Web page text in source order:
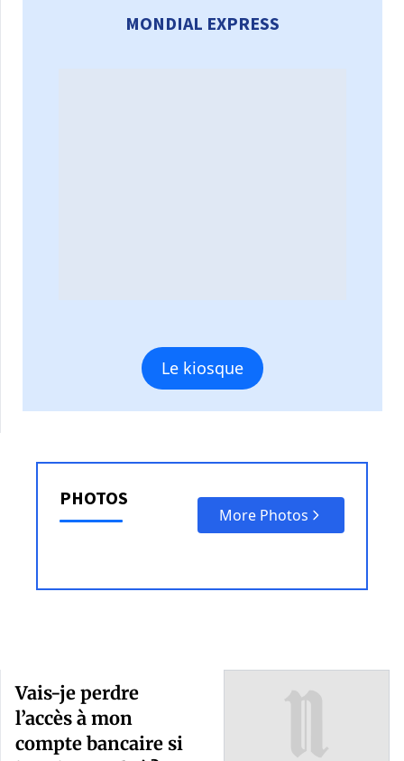
MONDIAL EXPRESS
Le kiosque
PHOTOS
More Photos
Vais-je perdre
l’accès à mon
compte bancaire si